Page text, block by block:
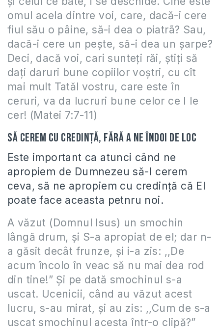
omul acela dintre voi, care, dacă-i cere
fiul său o pâine, să-i dea o piatrã? Sau,
dacă-i cere un peşte, să-i dea un şarpe?
Deci, dacă voi, cari sunteţi răi, ştiţi să
daţi daruri bune copiilor voştri, cu cît
mai mult Tatăl vostru, care este în
ceruri, va da lucruri bune celor ce I le
cer! (Matei 7:7-11)
Să cerem cu credinţă, fără a ne îndoi de loc
Este important ca atunci când ne
apropiem de Dumnezeu să-I cerem
ceva, să ne apropiem cu credinţă că El
poate face aceasta petnru noi.
A văzut (Domnul Isus) un smochin
lângă drum, şi S-a apropiat de el; dar n-
a găsit decât frunze, şi i-a zis: ,,De
acum încolo în veac să nu mai dea rod
din tine!” Şi pe dată smochinul s-a
uscat. Ucenicii, când au văzut acest
lucru, s-au mirat, şi au zis: ,,Cum de s-a
uscat smochinul acesta într-o clipă?”